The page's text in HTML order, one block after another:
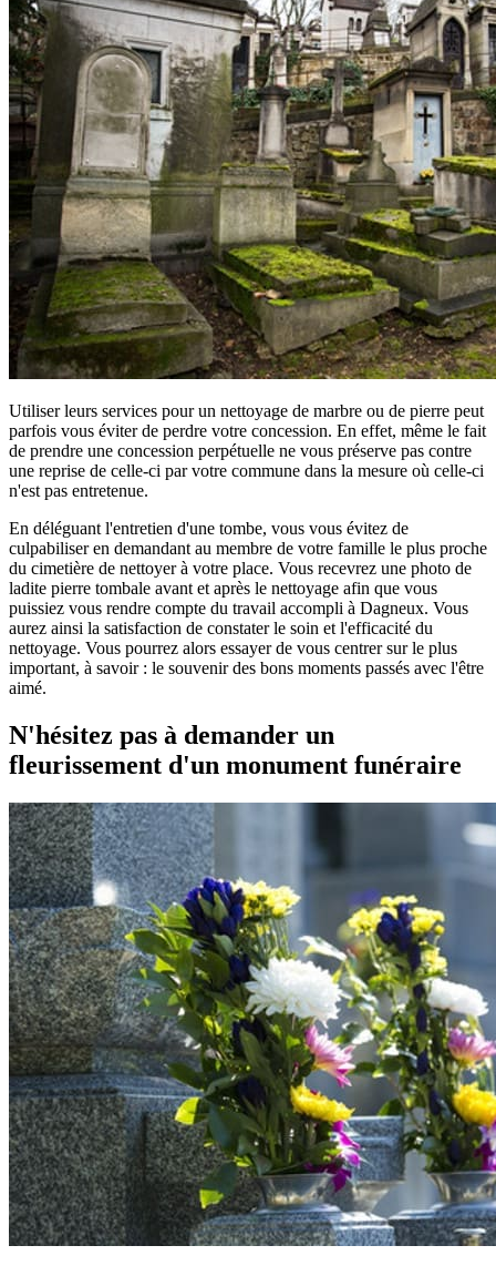
Utiliser leurs services pour un nettoyage de marbre ou de pierre peut
parfois vous éviter de perdre votre concession. En effet, même le fait
de prendre une concession perpétuelle ne vous préserve pas contre
une reprise de celle-ci par votre commune dans la mesure où celle-ci
n'est pas entretenue.
En déléguant l'entretien d'une tombe, vous vous évitez de
culpabiliser en demandant au membre de votre famille le plus proche
du cimetière de nettoyer à votre place. Vous recevrez une photo de
ladite pierre tombale avant et après le nettoyage afin que vous
puissiez vous rendre compte du travail accompli à Dagneux. Vous
aurez ainsi la satisfaction de constater le soin et l'efficacité du
nettoyage. Vous pourrez alors essayer de vous centrer sur le plus
important, à savoir : le souvenir des bons moments passés avec l'être
aimé.
N'hésitez pas à demander un
fleurissement d'un monument funéraire